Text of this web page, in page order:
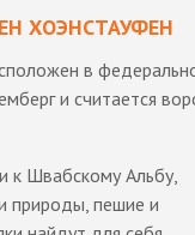
ХОЭНСТАУФЕН
в
и считается
к Швабскому Альбу,
природы, пешие и